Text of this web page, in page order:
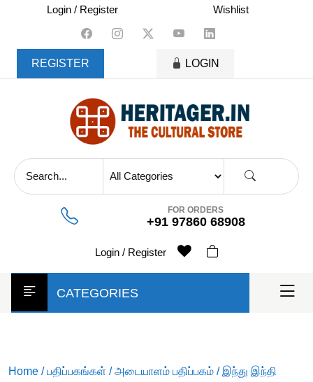
content
Login / Register Wishlist
REGISTER LOGIN
FOR ORDERS
+91 97860 68908
Login / Register
CATEGORIES
Home /பதிப்பகங்கள் /அடையாளம் பதிப்பகம் / இந்து இந்தி